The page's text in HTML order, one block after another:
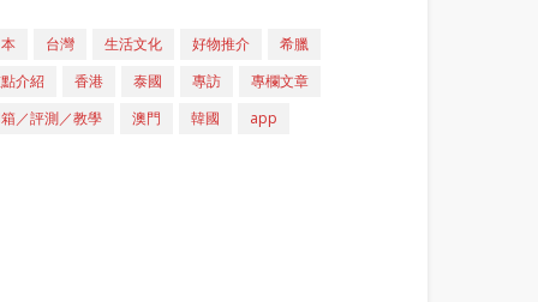
台灣 生活文化 好物推介
希臘
介紹
香港 泰國 專訪
專欄文章
／評測／教學
澳門 韓國 app